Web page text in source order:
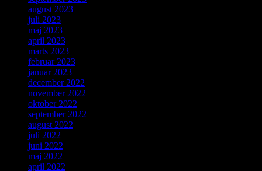
august 2023
juli 2023
maj 2023
april 2023
marts 2023
februar 2023
januar 2023
december 2022
november 2022
oktober 2022
september 2022
august 2022
juli 2022
juni 2022
maj 2022
april 2022